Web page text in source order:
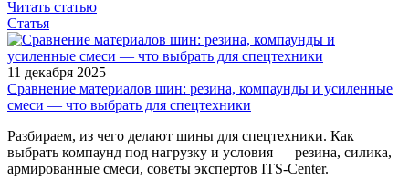
Читать статью
Статья
11 декабря 2025
Сравнение материалов шин: резина, компаунды и усиленные
смеси — что выбрать для спецтехники
Разбираем, из чего делают шины для спецтехники. Как
выбрать компаунд под нагрузку и условия — резина, силика,
армированные смеси, советы экспертов ITS-Center.